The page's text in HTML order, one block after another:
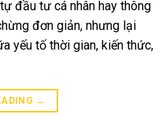
đầu tư cá nhân hay thông
đơn giản, nhưng lại
yếu tố thời gian, kiến thức,
→